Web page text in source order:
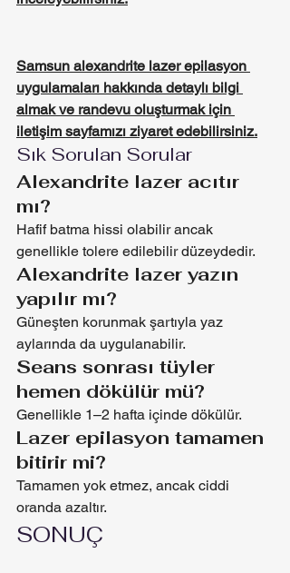
Samsun alexandrite lazer epilasyon
uygulamaları hakkında detaylı bilgi
almak ve randevu oluşturmak için
iletişim sayfamızı ziyaret edebilirsiniz.
Sık Sorulan Sorular
Alexandrite lazer acıtır
mı?
Hafif batma hissi olabilir ancak
genellikle tolere edilebilir düzeydedir.
Alexandrite lazer yazın
yapılır mı?
Güneşten korunmak şartıyla yaz
aylarında da uygulanabilir.
Seans sonrası tüyler
hemen dökülür mü?
Genellikle 1–2 hafta içinde dökülür.
Lazer epilasyon tamamen
bitirir mi?
Tamamen yok etmez, ancak ciddi
oranda azaltır.
SONUÇ